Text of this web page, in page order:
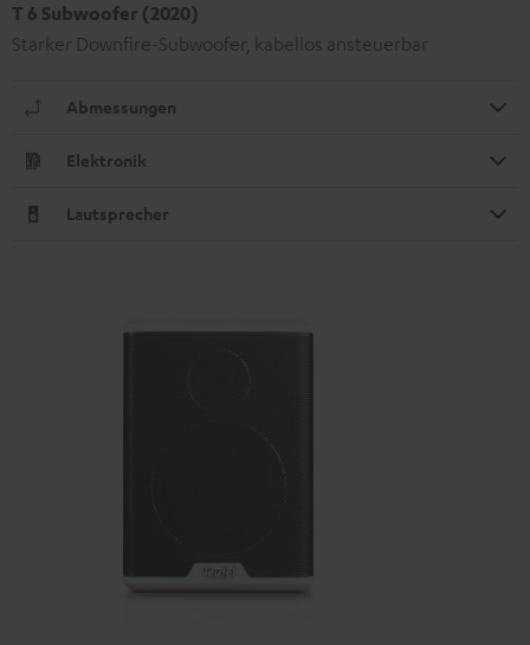
T 6 Subwoofer (2020)
Starker Downfire-Subwoofer, kabellos ansteuerbar
Abmessungen
Elektronik
Lautsprecher